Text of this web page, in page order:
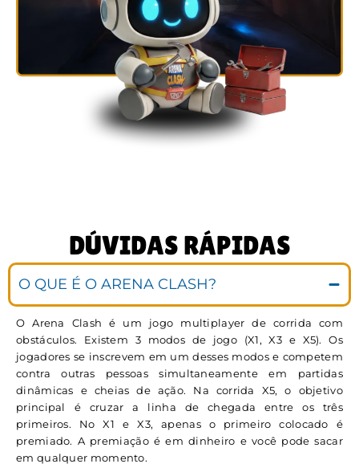
DÚVIDAS RÁPIDAS
O QUE É O ARENA CLASH?
O Arena Clash é um jogo multiplayer de corrida com
obstáculos. Existem 3 modos de jogo (X1, X3 e X5). Os
jogadores se inscrevem em um desses modos e competem
contra outras pessoas simultaneamente em partidas
dinâmicas e cheias de ação. Na corrida X5, o objetivo
principal é cruzar a linha de chegada entre os três
primeiros. No X1 e X3, apenas o primeiro colocado é
premiado. A premiação é em dinheiro e você pode sacar
em qualquer momento.